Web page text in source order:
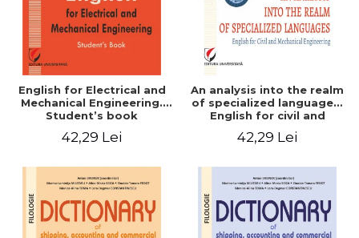
English for Electrical and
Mechanical Engineering.
Student’s book
42,29 Lei
An analysis into the realm
of specialized languages.
English for civil and
42,29 Lei